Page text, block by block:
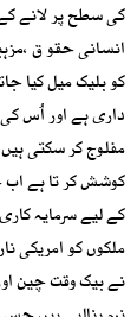
کی سطح پر لانے
انسانی حقو ق
کو بلیک میل کیا
داری ہے اور اُس
مفلوج کر سکتی
کوشش کر تا ہے اب
کے لیے سرمایہ
ملکوں کو امریکی
نے بیک وقت چین